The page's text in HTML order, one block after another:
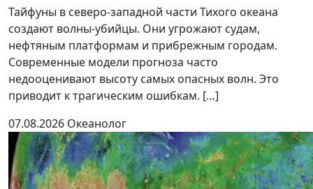
Тайфуны в северо-западной части Тихого океана
создают волны-убийцы. Они угрожают судам,
нефтяным платформам и прибрежным городам.
Современные модели прогноза часто
недооценивают высоту самых опасных волн. Это
приводит к трагическим ошибкам. […]
07.08.2026 Океанолог